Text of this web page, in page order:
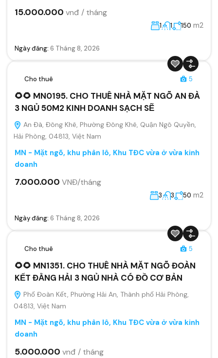
15.000.000 vnđ / tháng
1 1 150 m2
Ngày đăng: 6 Tháng 8, 2026
Cho thuê 5
🌻🌻 MN0195. CHO THUÊ NHÀ MẶT NGÕ AN ĐÀ
3 NGỦ 50M2 KINH DOANH SẠCH SẼ
An Đà, Đông Khê, Phường Đông Khê, Quận Ngô Quyền,
Hải Phòng, 04813, Việt Nam
MN - Mặt ngõ, khu phân lô, Khu TĐC vừa ở vừa kinh
doanh
7.000.000 VNĐ/tháng
3 3 50 m2
Ngày đăng: 6 Tháng 8, 2026
Cho thuê 5
🌻🌻 MN1351. CHO THUÊ NHÀ MẶT NGÕ ĐOÀN
KẾT ĐẰNG HẢI 3 NGỦ NHÀ CÓ ĐỒ CƠ BẢN
Phố Đoàn Kết, Phường Hải An, Thành phố Hải Phòng,
04813, Việt Nam
MN - Mặt ngõ, khu phân lô, Khu TĐC vừa ở vừa kinh
doanh
5.000.000 vnđ / tháng